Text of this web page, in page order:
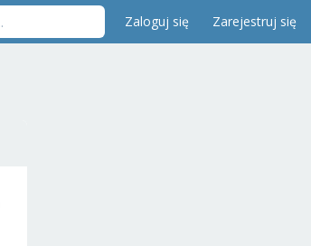
Zaloguj się Zarejestruj się